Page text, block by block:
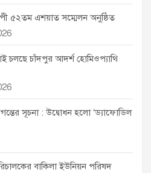
৫২তম এশয়াত সম্মেলন অনুষ্ঠিত
চলছে চাঁদপুর আদর্শ হোমিওপ্যাথি
সূচনা : উদ্বোধন হলো ‘ড্যাফোডিল
বাকিলা ইউনিয়ন পরিষদ